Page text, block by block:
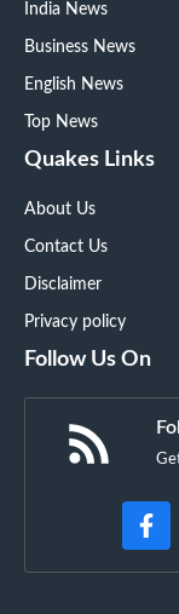
India News
Business News
English News
Top News
Quakes Links
About Us
Contact Us
Disclaimer
Privacy policy
Follow Us On